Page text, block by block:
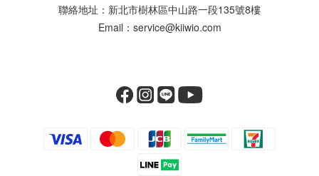
聯絡地址：新北市樹林區中山路一段135號8樓
Email：service@kiiwio.com